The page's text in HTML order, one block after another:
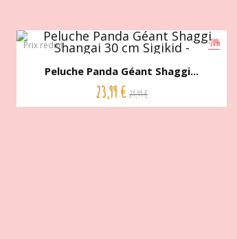
-20%
Prix réduit
Peluche Panda Géant Shaggi...
23,99 € 29,99 €